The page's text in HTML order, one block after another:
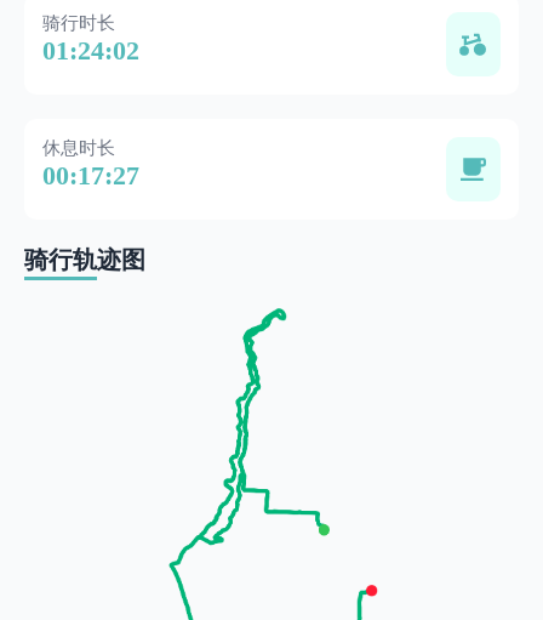
骑行时长
01:24:02
休息时长
00:17:27
骑行轨迹图